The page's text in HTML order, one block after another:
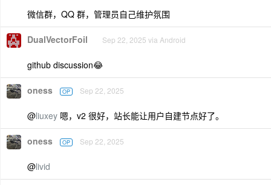
微信群，QQ 群，管理员自己维护氛围
DualVectorFoil Sep 22, 2025 via Android
github discussion😂
oness OP Sep 22, 2025
@liuxey 嗯，v2 很好，站长能让用户自建节点好了。
oness OP Sep 22, 2025
@livid